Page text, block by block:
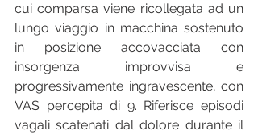
cui comparsa viene ricollegata ad un
lungo viaggio in macchina sostenuto
in posizione accovacciata con
insorgenza improvvisa e
progressivamente ingravescente, con
VAS percepita di 9. Riferisce episodi
vagali scatenati dal dolore durante il